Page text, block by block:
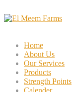
Home
About Us
Our Services
Products
Strength Points
Calender